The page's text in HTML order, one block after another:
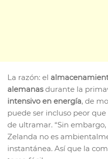
La razón: el
alemanasdurante la
intensivo en energía, de
puede ser incluso peor
de ultramar. “Sin
Zelanda no es
instantánea. Así que la